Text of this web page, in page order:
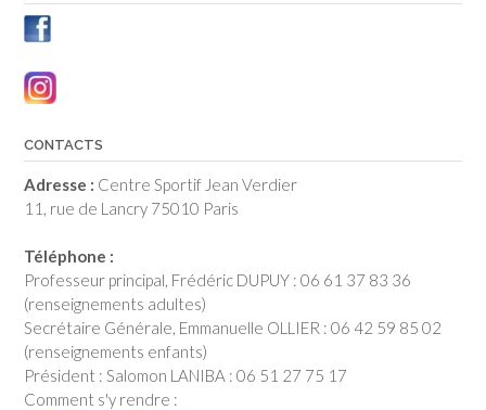
CONTACTS
Adresse : Centre Sportif Jean Verdier
11, rue de Lancry 75010 Paris
Téléphone :
Professeur principal, Frédéric DUPUY : 06 61 37 83 36
(renseignements adultes)
Secrétaire Générale, Emmanuelle OLLIER : 06 42 59 85 02
(renseignements enfants)
Président : Salomon LANIBA : 06 51 27 75 17
Comment s'y rendre :